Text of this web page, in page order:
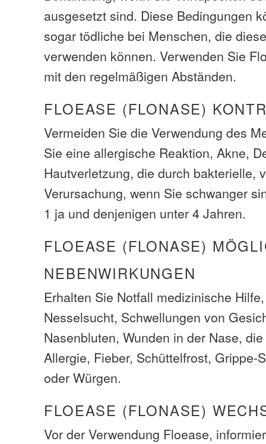
ausgesetzt sind. Diese Bedingungen
sogar tödliche bei Menschen, die
verwenden können. Verwenden Sie
mit den regelmäßigen Abständen.
FLOEASE (FLONASE)
Vermeiden Sie die Verwendung des
Sie eine allergische Reaktion, Akne,
Hautverletzung, die durch bakterielle,
Verursachung, wenn Sie schwanger
1 ja und denjenigen unter 4 Jahren.
FLOEASE (FLONASE)
NEBENWIRKUNGEN
Erhalten Sie Notfall medizinische
Nesselsucht, Schwellungen von
Nasenbluten, Wunden in der Nase,
Allergie, Fieber, Schüttelfrost, Grippe-
oder Würgen.
FLOEASE (FLONASE)
Vor der Verwendung Floease,